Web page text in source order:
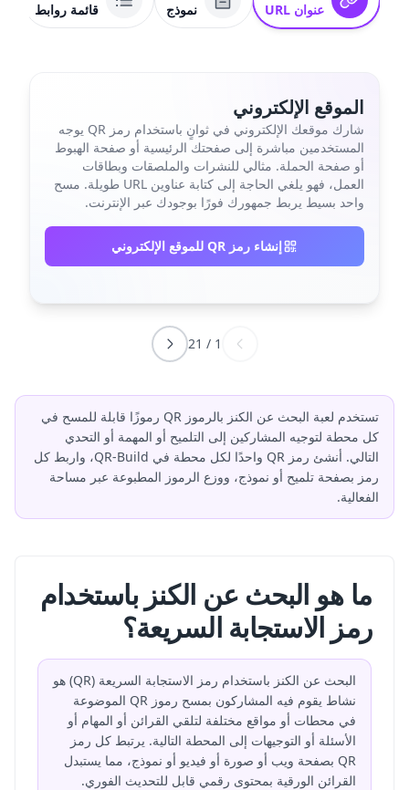
عنوان URL نموذج قائمة روابط
الموقع الإلكتروني
شارك موقعك الإلكتروني في ثوانٍ باستخدام رمز QR يوجه
المستخدمين مباشرة إلى صفحتك الرئيسية أو صفحة الهبوط
أو صفحة الحملة. مثالي للنشرات والملصقات وبطاقات
العمل، فهو يلغي الحاجة إلى كتابة عناوين URL طويلة. مسح
واحد بسيط يربط جمهورك فورًا بوجودك عبر الإنترنت.
إنشاء رمز QR للموقع الإلكتروني
1
/
21
تستخدم لعبة البحث عن الكنز بالرموز QR رموزًا قابلة للمسح في
كل محطة لتوجيه المشاركين إلى التلميح أو المهمة أو التحدي
التالي. أنشئ رمز QR واحدًا لكل محطة في QR-Build، واربط كل
رمز بصفحة تلميح أو نموذج، ووزع الرموز المطبوعة عبر مساحة
الفعالية.
ما هو البحث عن الكنز باستخدام
رمز الاستجابة السريعة؟
البحث عن الكنز باستخدام رمز الاستجابة السريعة (QR) هو
نشاط يقوم فيه المشاركون بمسح رموز QR الموضوعة
في محطات أو مواقع مختلفة لتلقي القرائن أو المهام أو
الأسئلة أو التوجيهات إلى المحطة التالية. يرتبط كل رمز
QR بصفحة ويب أو صورة أو فيديو أو نموذج، مما يستبدل
القرائن الورقية بمحتوى رقمي قابل للتحديث الفوري.